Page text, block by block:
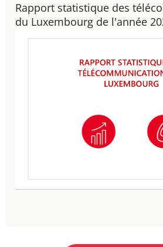
Rapport statistique des
du Luxembourg de l'année